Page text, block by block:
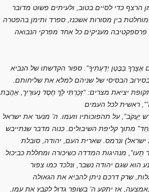
הרצף כדי לסיים בטוב, ולעיתים פשוט מדובר
בין מסורות אשכנז, ספרד ותימן בהפטרה
פרספקטיבה מעניקים כל אחד מפרקי הנבואה
אֶצָרְךָ בַבֶּטֶן יְדַעְתִיךָ”. ספור הקדשתו של הנביא
הבסיסי של שניהם למלא את שליחותם.
יציאת מצרים: “זָכַרְתִּי לָךְ חֶסֶד נְעוּרַיִך, אַהֲבַת
יַעֲקֹב”, על תהפוכותיו וזעמו. ה’ מנער את ישראל
מתוך קליפת השיבולים. כנוה מדבר שנתייבש
ונרמס. שארית העם, יהודה, סובלת
תָעוּ”, מנהיגות המדדה כשיכורה ומחללת כביכול
שגם יהודה נשבר, ונלכד כמו צפור
אז יתקע ה’ בשופר גדול לקבץ את עמו,